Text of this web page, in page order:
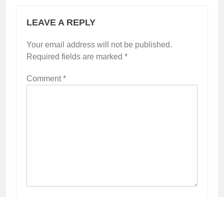
LEAVE A REPLY
Your email address will not be published.
Required fields are marked *
Comment*